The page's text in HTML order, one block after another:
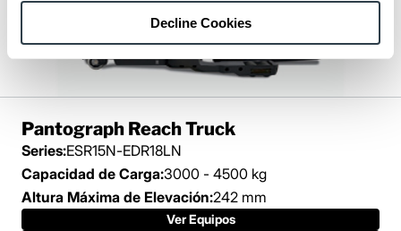
Decline Cookies
Pantograph Reach Truck
Series:ESR15N-EDR18LN
Capacidad de Carga:3000 - 4500 kg
Altura Máxima de Elevación:242 mm
Ver Equipos